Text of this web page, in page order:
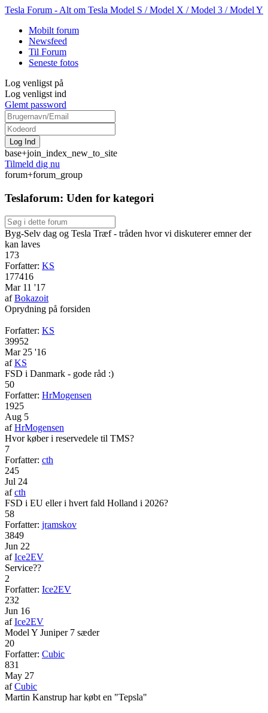
Tesla Forum - Alt om Tesla Model S / Model X / Model 3 / Model Y
Mobilt forum
Newsfeed
Til Forum
Seneste fotos
Log venligst på
Log venligst ind
Glemt password
base+join_index_new_to_site
Tilmeld dig nu
forum+forum_group
Teslaforum: Uden for kategori
Byg-Selv dag og Tesla Træf - tråden hvor vi diskuterer emner der
kan laves
173
Forfatter: KS
177416
Mar 11 '17
afBokazoit
Oprydning på forsiden
Forfatter: KS
39952
Mar 25 '16
afKS
FSD i Danmark - gode råd :)
50
Forfatter: HrMogensen
1925
Aug 5
afHrMogensen
Hvor køber i reservedele til TMS?
7
Forfatter: cth
245
Jul 24
afcth
FSD i EU eller i hvert fald Holland i 2026?
58
Forfatter: jramskov
3849
Jun 22
afIce2EV
Service??
2
Forfatter: Ice2EV
232
Jun 16
afIce2EV
Model Y Juniper 7 sæder
20
Forfatter: Cubic
831
May 27
afCubic
Martin Kanstrup har købt en "Tepsla"